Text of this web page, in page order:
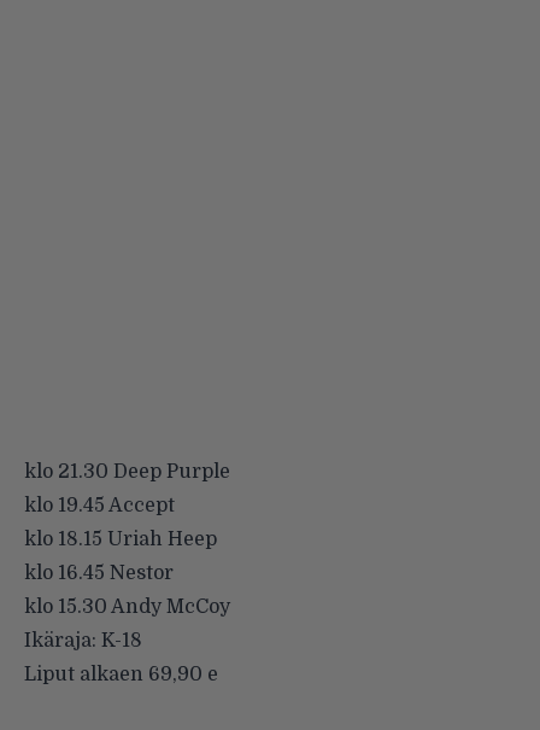
klo 21.30 Deep Purple
klo 19.45 Accept
klo 18.15 Uriah Heep
klo 16.45 Nestor
klo 15.30 Andy McCoy
Ikäraja: K-18
Liput alkaen 69,90 e